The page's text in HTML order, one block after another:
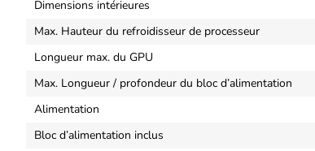
Dimensions intérieures
Max. Hauteur du refroidisseur de processeur
Longueur max. du GPU
Max. Longueur / profondeur du bloc d’alimentation
Alimentation
Bloc d’alimentation inclus